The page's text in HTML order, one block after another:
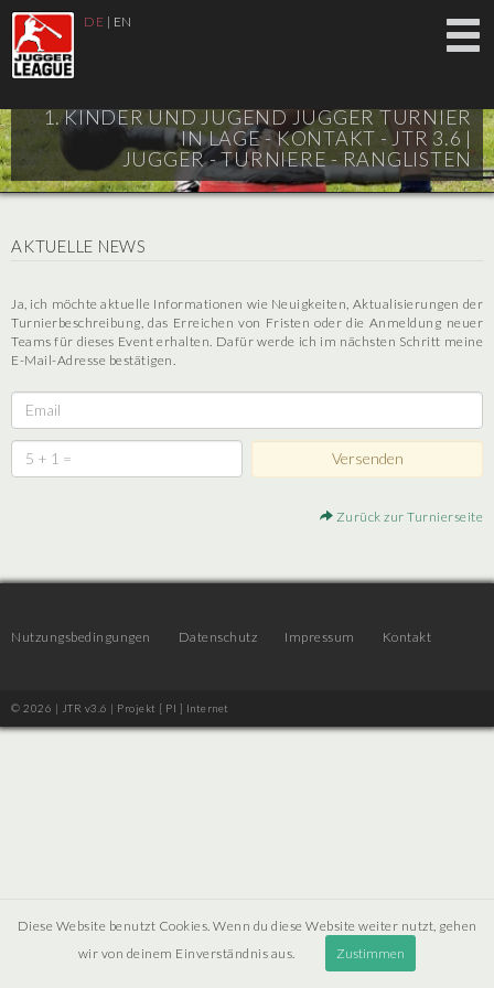
DE | EN
1. KINDER UND JUGEND JUGGER TURNIER
IN LAGE - KONTAKT - JTR 3.6 |
JUGGER - TURNIERE - RANGLISTEN
AKTUELLE NEWS
Ja, ich möchte aktuelle Informationen wie Neuigkeiten, Aktualisierungen der
Turnierbeschreibung, das Erreichen von Fristen oder die Anmeldung neuer
Teams für dieses Event erhalten. Dafür werde ich im nächsten Schritt meine
E-Mail-Adresse bestätigen.
Zurück zur Turnierseite
Nutzungsbedingungen Datenschutz Impressum Kontakt
© 2026 | JTR v3.6 | Projekt [ PI ] Internet
Diese Website benutzt Cookies. Wenn du diese Website weiter nutzt, gehen
wir von deinem Einverständnis aus.
Zustimmen